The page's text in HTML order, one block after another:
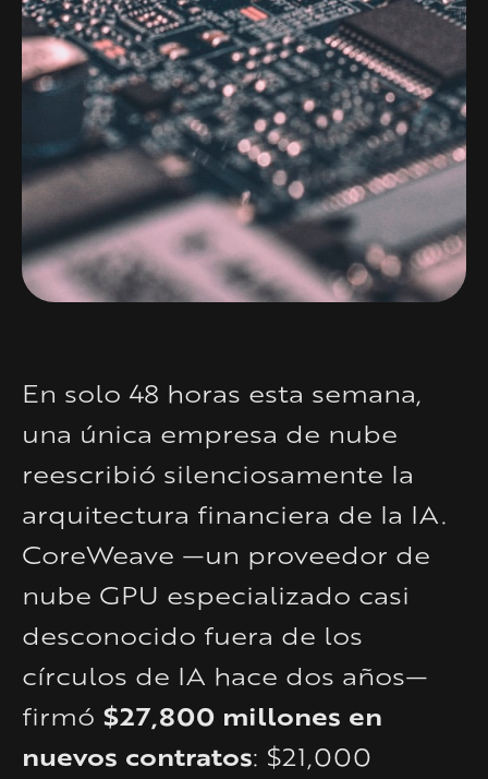
En solo 48 horas esta semana,
una única empresa de nube
reescribió silenciosamente la
arquitectura financiera de la IA.
CoreWeave —un proveedor de
nube GPU especializado casi
desconocido fuera de los
círculos de IA hace dos años—
firmó $27,800 millones en
nuevos contratos: $21,000